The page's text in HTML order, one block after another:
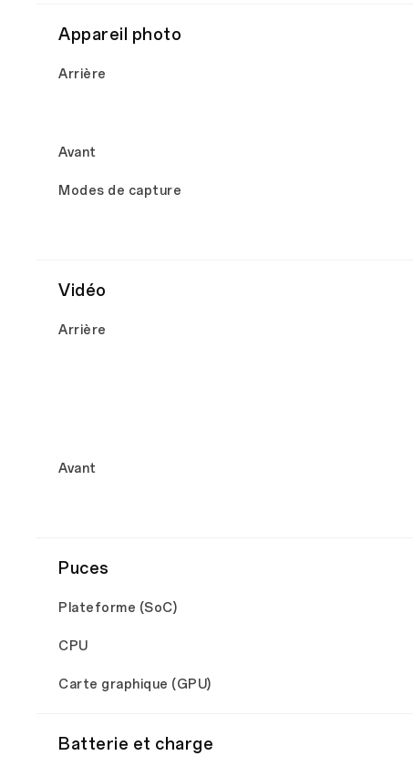
Appareil photo
Arrière
Avant
Modes de capture
Vidéo
Arrière
Avant
Puces
Plateforme (SoC)
CPU
Carte graphique (GPU)
Batterie et charge